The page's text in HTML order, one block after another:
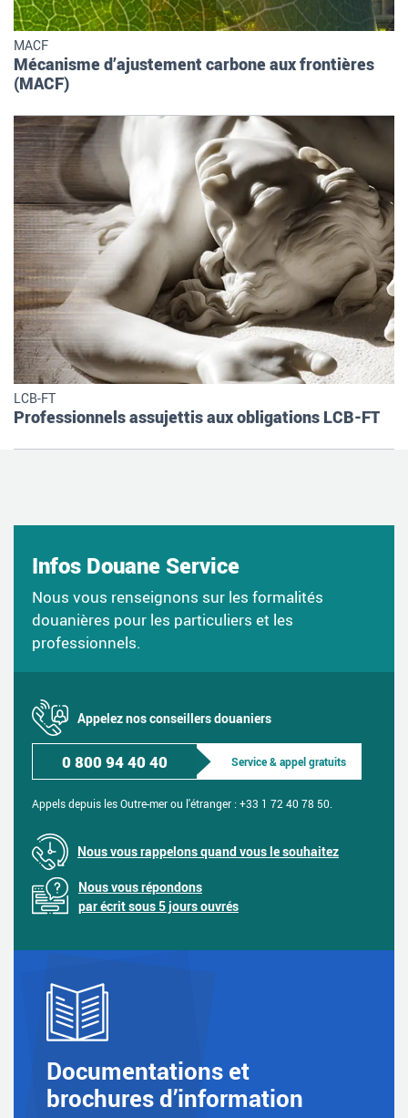
MACF
Mécanisme d’ajustement carbone aux frontières
(MACF)
LCB-FT
Professionnels assujettis aux obligations LCB-FT
Infos Douane Service
Nous vous renseignons sur les formalités
douanières pour les particuliers et les
professionnels.
Appelez nos conseillers douaniers
0 800 94 40 40 Service & appel gratuits
Appels depuis les Outre-mer ou l'étranger : +33 1 72 40 78 50.
Nous vous rappelons quand vous le souhaitez
Nous vous répondons
par écrit sous 5 jours ouvrés
Documentations et
brochures d’information